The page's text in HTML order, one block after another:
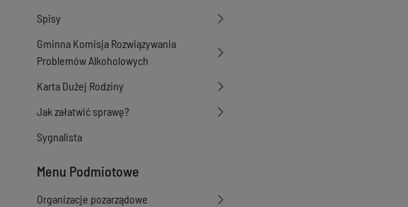
Spisy
Gminna Komisja Rozwiązywania
Problemów Alkoholowych
Karta Dużej Rodziny
Jak załatwić sprawę?
Sygnalista
Menu Podmiotowe
Organizacje pozarządowe